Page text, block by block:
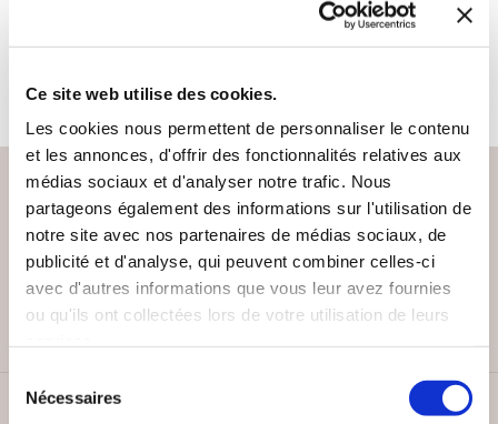
Ce site web utilise des cookies.
Les cookies nous permettent de personnaliser le contenu
et les annonces, d'offrir des fonctionnalités relatives aux
médias sociaux et d'analyser notre trafic. Nous
partageons également des informations sur l'utilisation de
notre site avec nos partenaires de médias sociaux, de
publicité et d'analyse, qui peuvent combiner celles-ci
avec d'autres informations que vous leur avez fournies
ou qu'ils ont collectées lors de votre utilisation de leurs
Nécessaires
pour le moment.
PAIEMENT SÉCURISÉ